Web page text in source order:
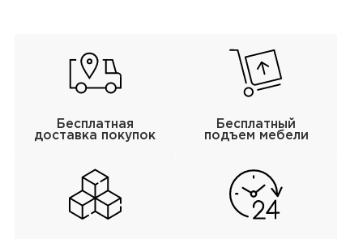
Бесплатная
доставка покупок
Бесплатный
подъем мебели